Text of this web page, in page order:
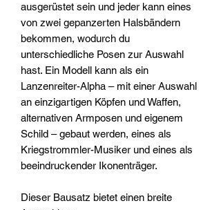
ausgerüstet sein und jeder kann eines
von zwei gepanzerten Halsbändern
bekommen, wodurch du
unterschiedliche Posen zur Auswahl
hast. Ein Modell kann als ein
Lanzenreiter-Alpha – mit einer Auswahl
an einzigartigen Köpfen und Waffen,
alternativen Armposen und eigenem
Schild – gebaut werden, eines als
Kriegstrommler-Musiker und eines als
beeindruckender Ikonenträger.
Dieser Bausatz bietet einen breite